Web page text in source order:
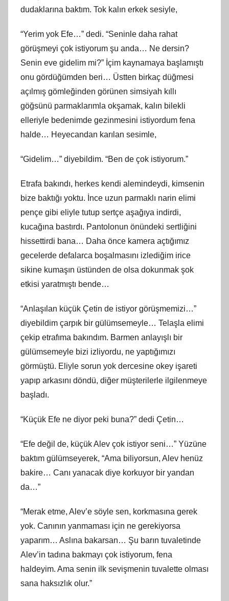
dudaklarına baktım. Tok kalın erkek sesiyle,
“Yerim yok Efe…” dedi. “Seninle daha rahat
görüşmeyi çok istiyorum şu anda… Ne dersin?
Senin eve gidelim mi?” İçim kaynamaya başlamıştı
onu gördüğümden beri… Üstten birkaç düğmesi
açılmış gömleğinden görünen simsiyah kıllı
göğsünü parmaklarımla okşamak, kalın bilekli
elleriyle bedenimde gezinmesini istiyordum fena
halde… Heyecandan karılan sesimle,
“Gidelim…” diyebildim. “Ben de çok istiyorum.”
Etrafa bakındı, herkes kendi alemindeydi, kimsenin
bize baktığı yoktu. İnce uzun parmaklı narin elimi
pençe gibi eliyle tutup sertçe aşağıya indirdi,
kucağına bastırdı. Pantolonun önündeki sertliğini
hissettirdi bana… Daha önce kamera açtığımız
gecelerde defalarca boşalmasını izlediğim irice
sikine kumaşın üstünden de olsa dokunmak şok
etkisi yaratmıştı bende…
“Anlaşılan küçük Çetin de istiyor görüşmemizi…”
diyebildim çarpık bir gülümsemeyle… Telaşla elimi
çekip etrafıma bakındım. Barmen anlayışlı bir
gülümsemeyle bizi izliyordu, ne yaptığımızı
görmüştü. Eliyle sorun yok dercesine okey işareti
yapıp arkasını döndü, diğer müşterilerle ilgilenmeye
başladı.
“Küçük Efe ne diyor peki buna?” dedi Çetin…
“Efe değil de, küçük Alev çok istiyor seni…” Yüzüne
baktım gülümseyerek, “Ama biliyorsun, Alev henüz
bakire… Canı yanacak diye korkuyor bir yandan
da…”
“Merak etme, Alev’e söyle sen, korkmasına gerek
yok. Canının yanmaması için ne gerekiyorsa
yaparım… Aslına bakarsan… Şu barın tuvaletinde
Alev’in tadına bakmayı çok istiyorum, fena
haldeyim. Ama senin ilk sevişmenin tuvalette olması
sana haksızlık olur.”